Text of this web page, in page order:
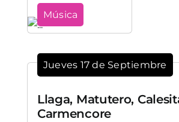
Música
Jueves 17 de Septiembre
Llaga, Matutero,
Carmencore